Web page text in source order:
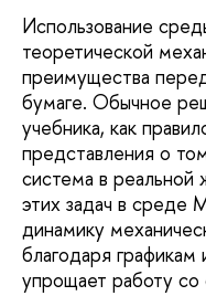
Использование
теоретической
преимущества
бумаге. Обычное
учебника, как
представления о
система в
этих задач в среде
динамику
благодаря
упрощает работу